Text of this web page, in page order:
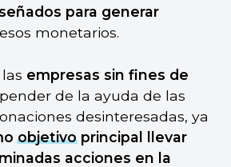
para generar
monetarios.
empresas sin fines de
de la ayuda de las
desinteresadas, ya
objetivoprincipal llevar
acciones en la